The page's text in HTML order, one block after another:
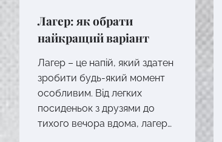
Лагер: як обрати
найкращий варіант
Лагер – це напій, який здатен
зробити будь-який момент
особливим. Від легких
посиденьок з друзями до
тихого вечора вдома, лагер…